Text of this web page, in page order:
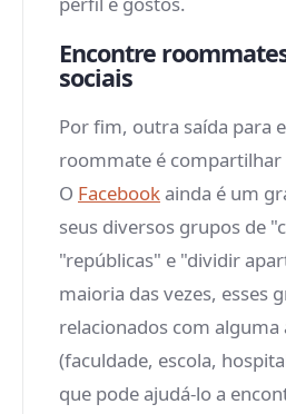
Encontre
sociais
Por fim, outra saída para
roommate é compartilhar
O Facebookainda é um
seus diversos grupos de
"repúblicas" e "dividir
maioria das vezes, esses
relacionados com alguma
(faculdade, escola,
que pode ajudá-lo a